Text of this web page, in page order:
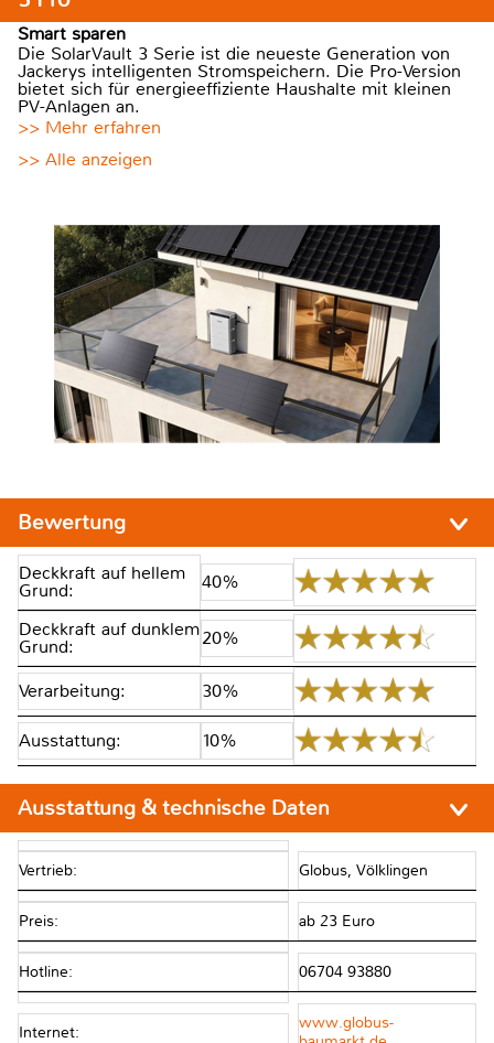
Smart sparen
Die SolarVault 3 Serie ist die neueste Generation von
Jackerys intelligenten Stromspeichern. Die Pro-Version
bietet sich für energieeffiziente Haushalte mit kleinen
PV-Anlagen an.
>> Mehr erfahren
>> Alle anzeigen
Bewertung
Deckkraft auf hellem
Grund: 40%
Deckkraft auf dunklem
Grund: 20%
Verarbeitung: 30%
Ausstattung: 10%
Ausstattung & technische Daten
Vertrieb: Globus, Völklingen
Preis: ab 23 Euro
Hotline: 06704 93880
Internet:
www.globus-